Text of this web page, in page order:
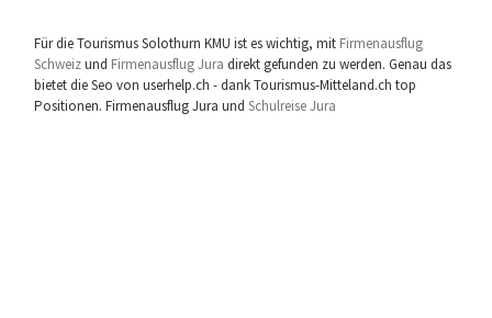
Für die Tourismus Solothurn KMU ist es wichtig, mit Firmenausflug
Schweizund Firmenausflug Jura direkt gefunden zu werden. Genau das
bietet die Seo von userhelp.ch - dank Tourismus-Mitteland.ch top
Positionen. Firmenausflug Jura undSchulreise Jura